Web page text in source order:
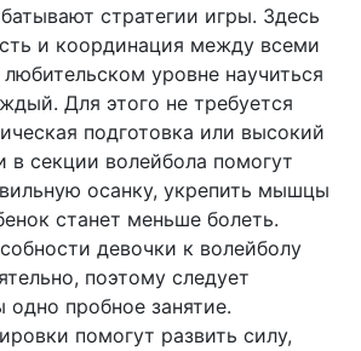
стратегии игры. Здесь
и координация между всеми
уровне научиться
Для этого не требуется
подготовка или высокий
в секции волейбола помогут
осанку, укрепить мышцы
станет меньше болеть.
девочки к волейболу
поэтому следует
одно пробное занятие.
помогут развить силу,